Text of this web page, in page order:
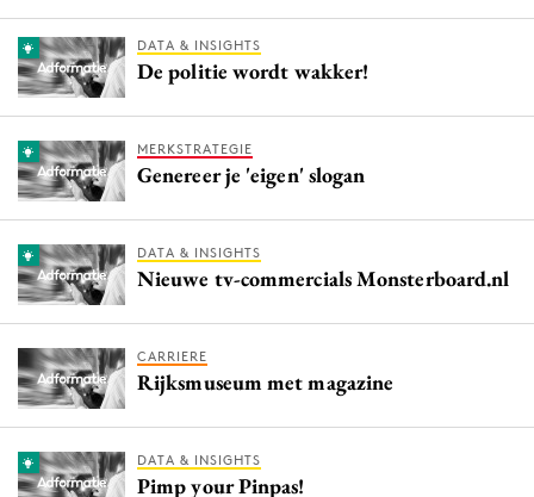
DATA & INSIGHTS
De politie wordt wakker!
MERKSTRATEGIE
Genereer je 'eigen' slogan
DATA & INSIGHTS
Nieuwe tv-commercials Monsterboard.nl
CARRIERE
Rijksmuseum met magazine
DATA & INSIGHTS
Pimp your Pinpas!